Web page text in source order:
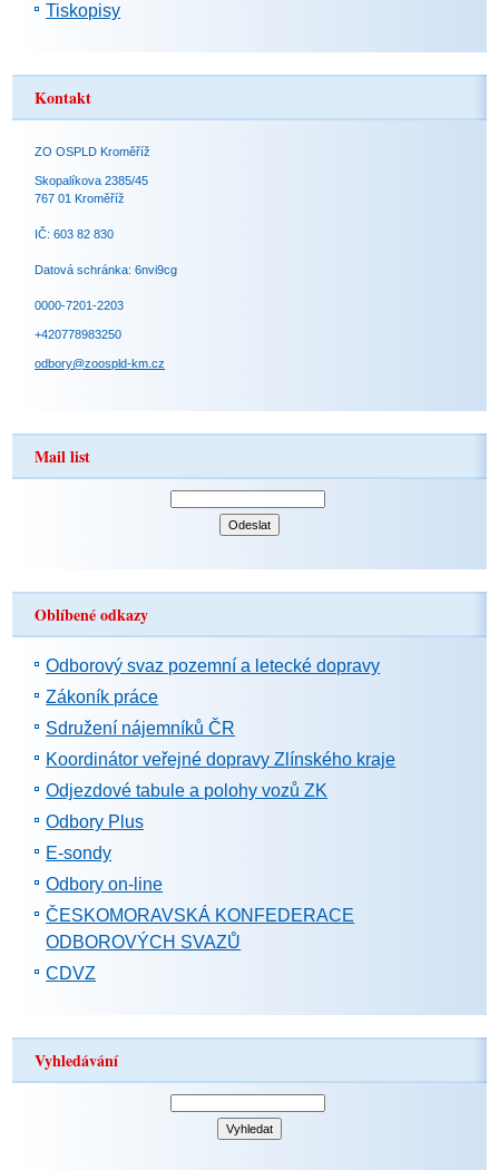
Tiskopisy
Kontakt
ZO OSPLD Kroměříž
Skopalíkova 2385/45
767 01 Kroměříž
IČ: 603 82 830
Datová schránka: 6nvi9cg
0000-7201-2203
+420778983250
odbory@zoospld-km.cz
Mail list
Oblíbené odkazy
Odborový svaz pozemní a letecké dopravy
Zákoník práce
Sdružení nájemníků ČR
Koordinátor veřejné dopravy Zlínského kraje
Odjezdové tabule a polohy vozů ZK
Odbory Plus
E-sondy
Odbory on-line
ČESKOMORAVSKÁ KONFEDERACE
ODBOROVÝCH SVAZŮ
CDVZ
Vyhledávání